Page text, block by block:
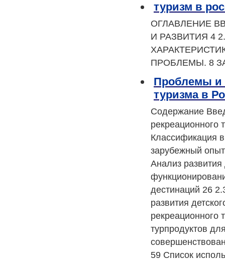
туризм в
ОГЛАВЛЕНИЕ
И РАЗВИТИЯ 4
ПРОБЛЕМЫ. 8
Проблемы и
туризма в
Содержание
рекреационного
Классификация
зарубежный опыт
Анализ развития
дестинаций 26
развития
рекреационного
турпродуктов
59 Список